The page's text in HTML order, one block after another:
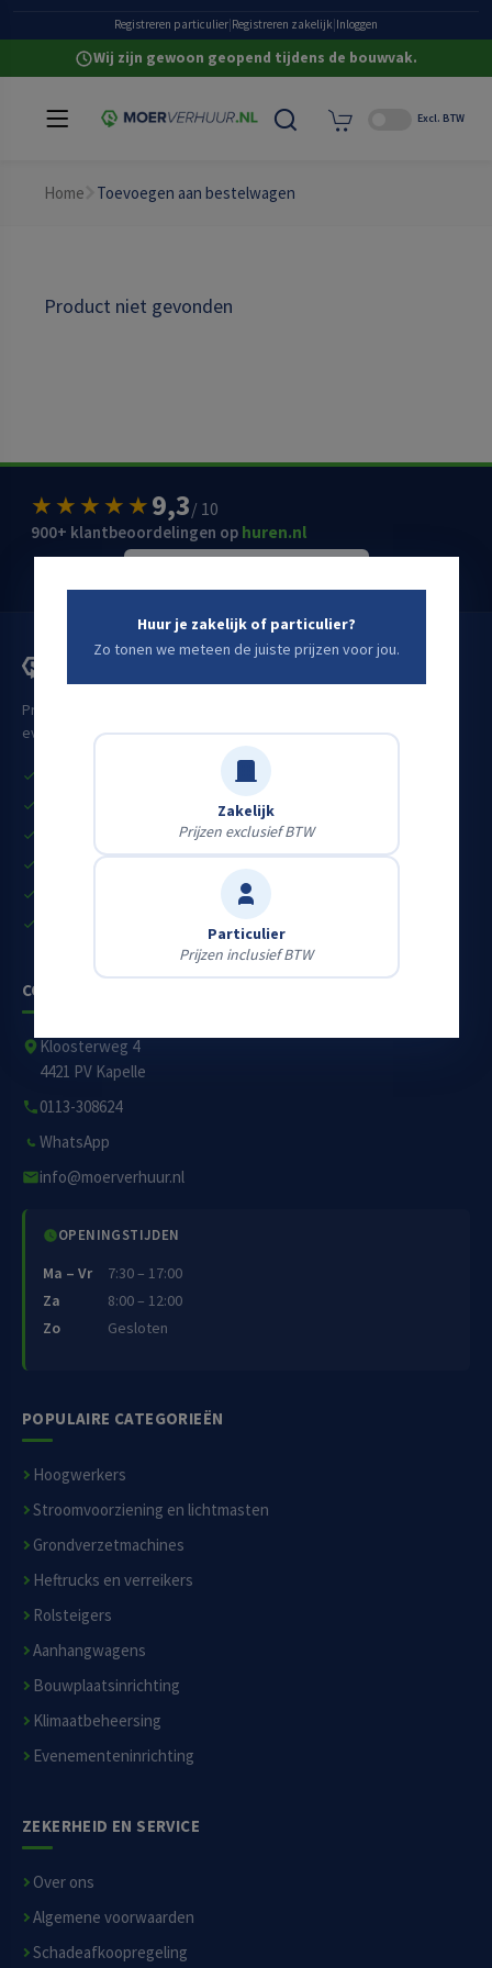
Grote eigen voorraadRegistreren particulier Registreren zakelijk Inloggen
Wij zijn gewoon geopend tijdens de bouwvak.
Excl. BTW
Home Toevoegen aan bestelwagen
Product niet gevonden
★★★★★9,3/ 10
900+ klantbeoordelingen op huren.nl
Professioneel materieel voor bouw, industrie, infra en
evenementen. Voor zakelijke én particuliere klanten.
Vandaag huren, vandaag aan de slag
Gekeurd & startklaar materieel
Eerlijk advies door vakmensen
CONTACT
Kloosterweg 4
4421 PV Kapelle
0113-308624
WhatsApp
info@moerverhuur.nl
OPENINGSTIJDEN
Ma – Vr
7:30 – 17:00
Za
8:00 – 12:00
Zo
Gesloten
POPULAIRE CATEGORIEËN
Hoogwerkers
Stroomvoorziening en lichtmasten
Grondverzetmachines
Heftrucks en verreikers
Rolsteigers
Aanhangwagens
Bouwplaatsinrichting
Klimaatbeheersing
Evenementeninrichting
ZEKERHEID EN SERVICE
Over ons
Algemene voorwaarden
Schadeafkoopregeling
Huur je zakelijk of particulier?
Zo tonen we meteen de juiste prijzen voor jou.
Zakelijk
Prijzen exclusief BTW
Particulier
Prijzen inclusief BTW